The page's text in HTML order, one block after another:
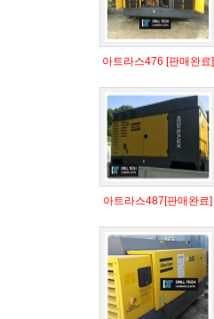
아트라스476 [판매완료]
아트라스487[판매완료]